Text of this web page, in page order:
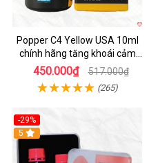
Popper C4 Yellow USA 10ml
chính hãng tăng khoái cảm
mạnh mẽ
450.000₫ 517.000₫
(265)
-29%
5